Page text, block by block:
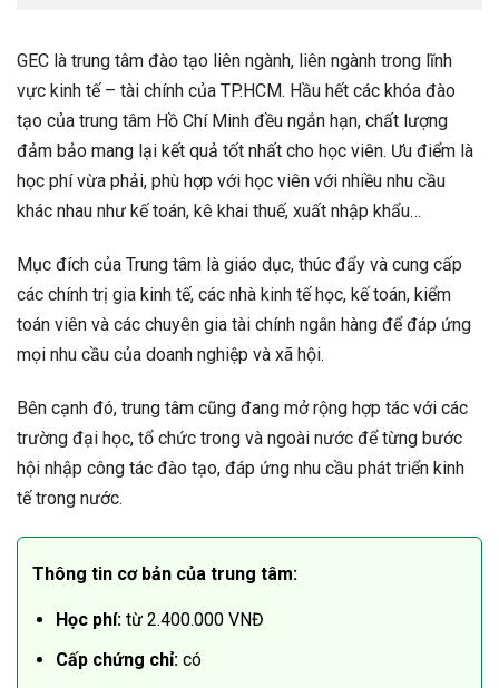
GEC là trung tâm đào tạo liên ngành, liên ngành trong lĩnh
vực kinh tế – tài chính của TP.HCM. Hầu hết các khóa đào
tạo của trung tâm Hồ Chí Minh đều ngắn hạn, chất lượng
đảm bảo mang lại kết quả tốt nhất cho học viên. Ưu điểm là
học phí vừa phải, phù hợp với học viên với nhiều nhu cầu
khác nhau như kế toán, kê khai thuế, xuất nhập khẩu…
Mục đích của Trung tâm là giáo dục, thúc đẩy và cung cấp
các chính trị gia kinh tế, các nhà kinh tế học, kế toán, kiểm
toán viên và các chuyên gia tài chính ngân hàng để đáp ứng
mọi nhu cầu của doanh nghiệp và xã hội.
Bên cạnh đó, trung tâm cũng đang mở rộng hợp tác với các
trường đại học, tổ chức trong và ngoài nước để từng bước
hội nhập công tác đào tạo, đáp ứng nhu cầu phát triển kinh
tế trong nước.
Thông tin cơ bản của trung tâm:
Học phí:từ 2.400.000 VNĐ
Cấp chứng chỉ:có